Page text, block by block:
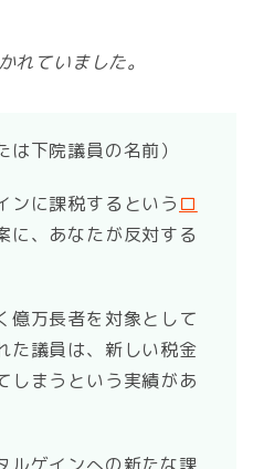
れていました。
下院議員の名前）
ンに課税するという ロ
に、あなたが反対する
億万長者を対象として
た議員は、新しい税金
しまうという実績があ
ルゲインへの新たな課